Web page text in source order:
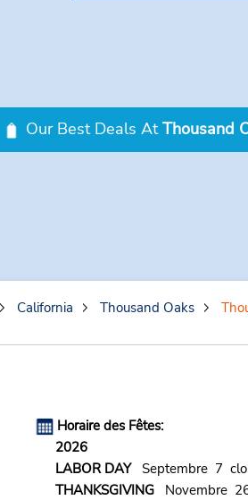
Our Best Deals AtThousand
California Thousand Oaks
Horaire des Fêtes:
2026
LABOR DAYSeptembre 7
THANKSGIVINGNovembre